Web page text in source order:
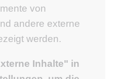
von
andere externe
werden.
Inhalte" in